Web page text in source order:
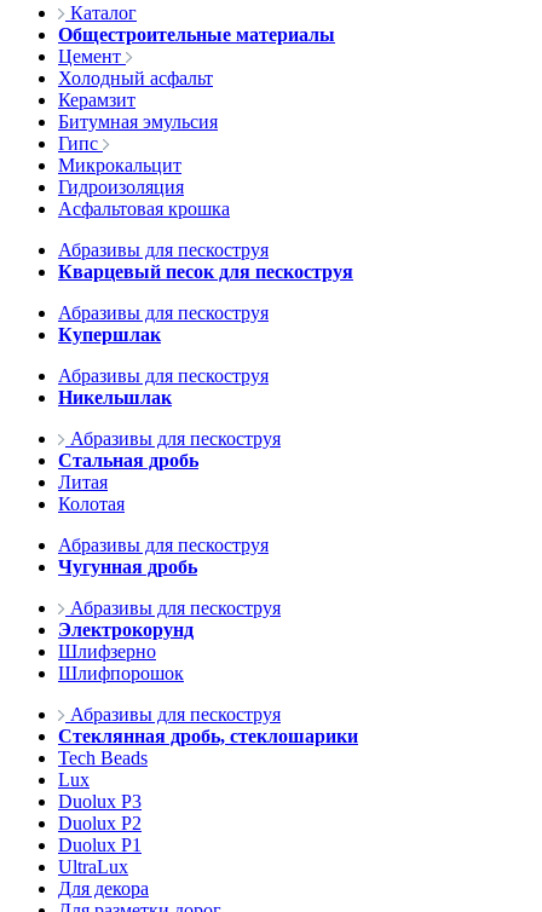
Каталог
Общестроительные материалы
Цемент
Холодный асфальт
Керамзит
Битумная эмульсия
Гипс
Микрокальцит
Гидроизоляция
Асфальтовая крошка
Абразивы для пескоструя
Кварцевый песок для пескоструя
Абразивы для пескоструя
Купершлак
Абразивы для пескоструя
Никельшлак
Абразивы для пескоструя
Стальная дробь
Литая
Колотая
Абразивы для пескоструя
Чугунная дробь
Абразивы для пескоструя
Электрокорунд
Шлифзерно
Шлифпорошок
Абразивы для пескоструя
Стеклянная дробь, стеклошарики
Tech Beads
Lux
Duolux P3
Duolux P2
Duolux P1
UltraLux
Для декора